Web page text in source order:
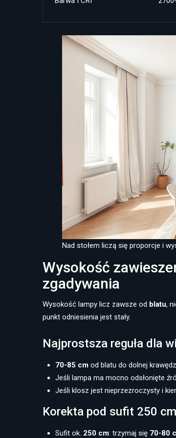
Nad stołem liczą się proporcje i
Wysokość
zgadywania
Wysokość lampy licz zawsze od blatu,
punkt odniesienia jest stały.
Najprostsza reguła dla
70-85 cm od blatu do dolnej
Jeśli lampa ma mocno odsłonięte
Jeśli klosz jest nieprzezroczysty i
Korekta pod sufit 250
Sufit ok. 250 cm: trzymaj się 70-80